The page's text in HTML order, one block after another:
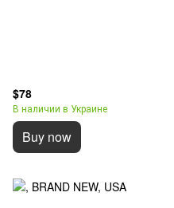
$78
В наличии в Украине
Buy now